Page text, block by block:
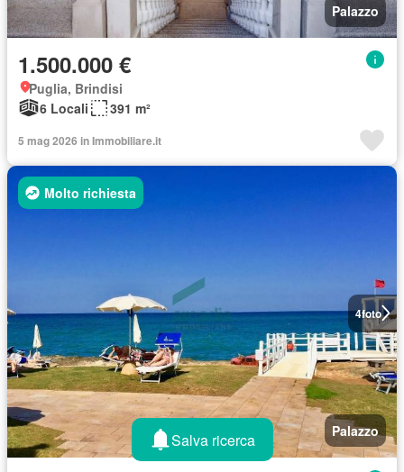
Palazzo
1.500.000 €
Puglia, Brindisi
6 Locali
391 m²
5 mag 2026 in Immobiliare.it
4foto
Molto richiesta
Palazzo
Salva ricerca